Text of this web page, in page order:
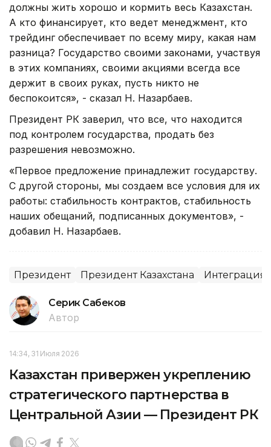
должны жить хорошо и кормить весь Казахстан.
А кто финансирует, кто ведет менеджмент, кто
трейдинг обеспечивает по всему миру, какая нам
разница? Государство своими законами, участвуя
в этих компаниях, своими акциями всегда все
держит в своих руках, пусть никто не
беспокоится», - сказал Н. Назарбаев.
Президент РК заверил, что все, что находится
под контролем государства, продать без
разрешения невозможно.
«Первое предложение принадлежит государству.
С другой стороны, мы создаем все условия для их
работы: стабильность контрактов, стабильность
наших обещаний, подписанных документов», -
добавил Н. Назарбаев.
Президент Президент Казахстана Интеграция
Серик Сабеков
Автор
14:34, 31 Июля 2026
Казахстан привержен укреплению
стратегического партнерства в
Центральной Азии — Президент РК